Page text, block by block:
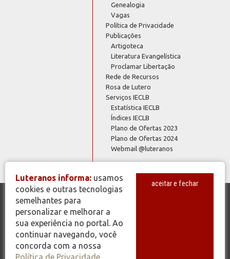
Genealogia
Vagas
Política de Privacidade
Publicações
Artigoteca
Literatura Evangelística
Proclamar Libertação
Rede de Recursos
Rosa de Lutero
Serviços IECLB
Estatística IECLB
Índices IECLB
Plano de Ofertas 2023
Plano de Ofertas 2024
Webmail @luteranos
© Copyright 2026 - Todos os Direitos Reservados - IECLB - Igreja
Evangélica de Confissão Luterana no Brasil - Portal Luteranos -
www.luteranos.com.br
Luteranos informa: usamos
cookies e outras tecnologias
semelhantes para
personalizar e melhorar a
sua experiência no portal. Ao
continuar navegando, você
concorda com a nossa
Política de Privacidade
aceitar e fechar